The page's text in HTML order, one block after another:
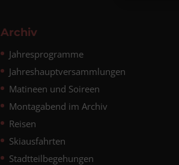
Archiv
Jahresprogramme
Jahreshauptversammlungen
Matineen und Soireen
Montagabend im Archiv
Reisen
Skiausfahrten
Stadtteilbegehungen